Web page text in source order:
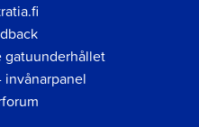
gatuunderhållet
invånarpanel